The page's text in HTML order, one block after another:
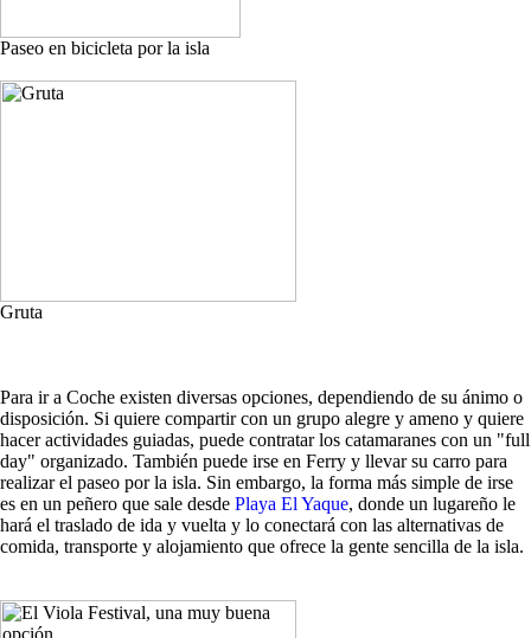
Paseo en bicicleta por la isla
Gruta
Para ir a Coche existen diversas opciones, dependiendo de su ánimo o
disposición. Si quiere compartir con un grupo alegre y ameno y quiere
hacer actividades guiadas, puede contratar los catamaranes con un "full
day" organizado. También puede irse en Ferry y llevar su carro para
realizar el paseo por la isla. Sin embargo, la forma más simple de irse
es en un peñero que sale desde Playa El Yaque, donde un lugareño le
hará el traslado de ida y vuelta y lo conectará con las alternativas de
comida, transporte y alojamiento que ofrece la gente sencilla de la isla.